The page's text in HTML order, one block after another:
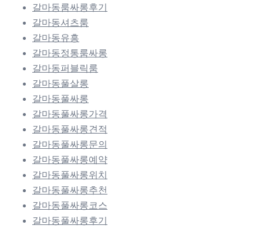
갈마동룸싸롱후기
갈마동셔츠룸
갈마동유흥
갈마동정통룸싸롱
갈마동퍼블릭룸
갈마동풀살롱
갈마동풀싸롱
갈마동풀싸롱가격
갈마동풀싸롱견적
갈마동풀싸롱문의
갈마동풀싸롱예약
갈마동풀싸롱위치
갈마동풀싸롱추천
갈마동풀싸롱코스
갈마동풀싸롱후기